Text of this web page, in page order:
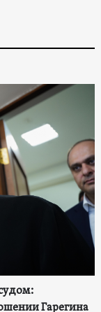
Гарегина